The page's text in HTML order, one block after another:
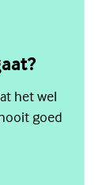
het wel
goed